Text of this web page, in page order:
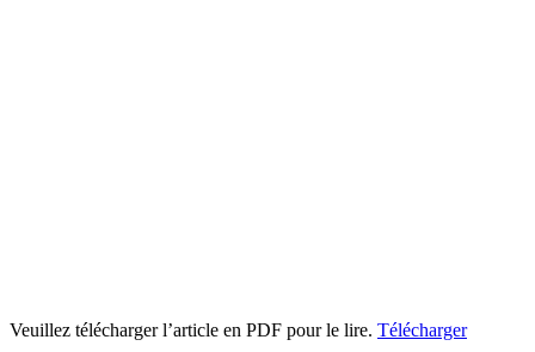
Veuillez télécharger l’article en PDF pour le lire. Télécharger